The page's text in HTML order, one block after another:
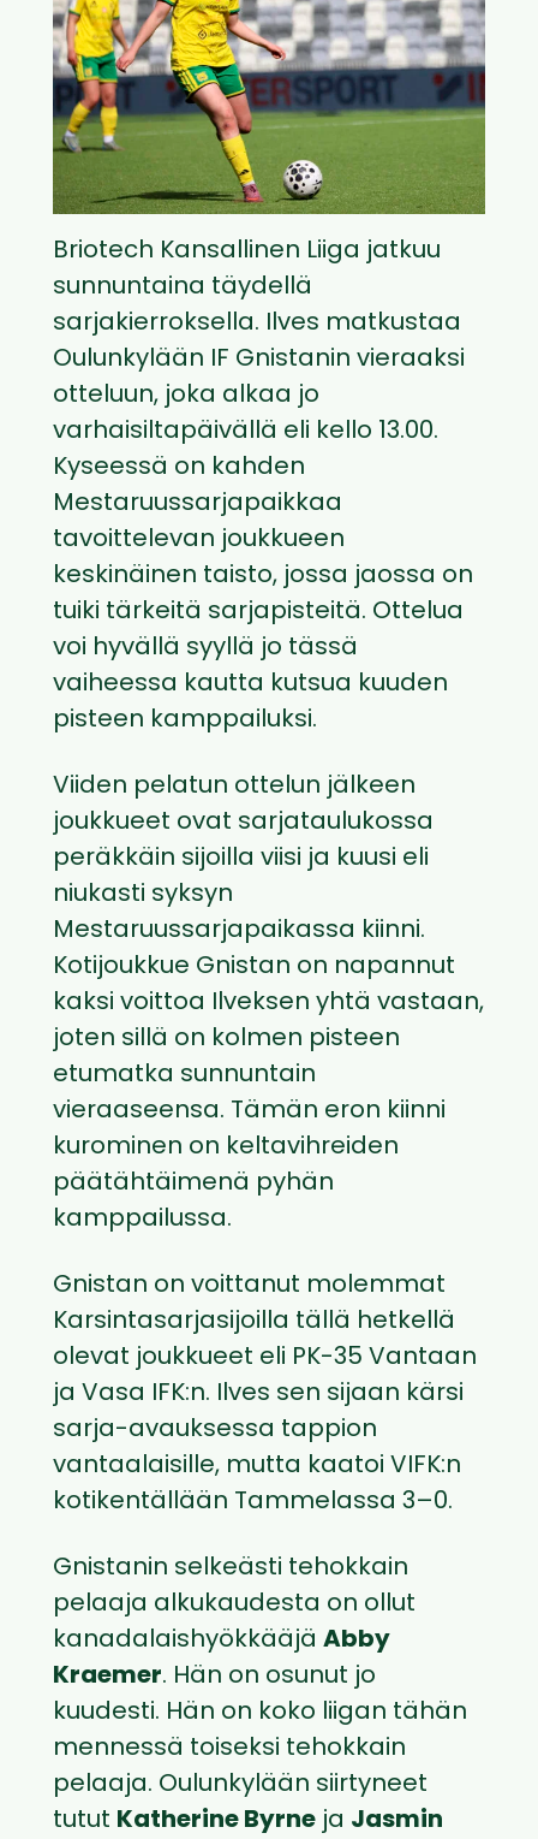
Briotech Kansallinen Liiga jatkuu
sunnuntaina täydellä
sarjakierroksella. Ilves matkustaa
Oulunkylään IF Gnistanin vieraaksi
otteluun, joka alkaa jo
varhaisiltapäivällä eli kello 13.00.
Kyseessä on kahden
Mestaruussarjapaikkaa
tavoittelevan joukkueen
keskinäinen taisto, jossa jaossa on
tuiki tärkeitä sarjapisteitä. Ottelua
voi hyvällä syyllä jo tässä
vaiheessa kautta kutsua kuuden
pisteen kamppailuksi.
Viiden pelatun ottelun jälkeen
joukkueet ovat sarjataulukossa
peräkkäin sijoilla viisi ja kuusi eli
niukasti syksyn
Mestaruussarjapaikassa kiinni.
Kotijoukkue Gnistan on napannut
kaksi voittoa Ilveksen yhtä vastaan,
joten sillä on kolmen pisteen
etumatka sunnuntain
vieraaseensa. Tämän eron kiinni
kurominen on keltavihreiden
päätähtäimenä pyhän
kamppailussa.
Gnistan on voittanut molemmat
Karsintasarjasijoilla tällä hetkellä
olevat joukkueet eli PK-35 Vantaan
ja Vasa IFK:n. Ilves sen sijaan kärsi
sarja-avauksessa tappion
vantaalaisille, mutta kaatoi VIFK:n
kotikentällään Tammelassa 3–0.
Gnistanin selkeästi tehokkain
pelaaja alkukaudesta on ollut
kanadalaishyökkääjä Abby
Kraemer. Hän on osunut jo
kuudesti. Hän on koko liigan tähän
mennessä toiseksi tehokkain
pelaaja. Oulunkylään siirtyneet
tutut Katherine Byrne ja Jasmin